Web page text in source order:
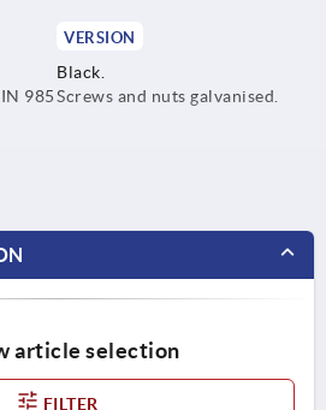
985
VERSION
Black.
Screws and nuts galvanised.
article selection
FILTER